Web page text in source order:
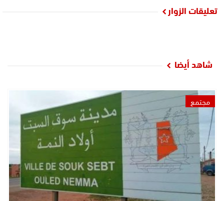
تعليقات الزوار
شاهد أيضا
مجتمع